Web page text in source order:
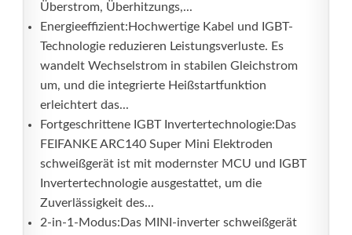
Überstrom, Überhitzungs,...
Energieeffizient:Hochwertige Kabel und IGBT-
Technologie reduzieren Leistungsverluste. Es
wandelt Wechselstrom in stabilen Gleichstrom
um, und die integrierte Heißstartfunktion
erleichtert das...
Fortgeschrittene IGBT Invertertechnologie:Das
FEIFANKE ARC140 Super Mini Elektroden
schweißgerät ist mit modernster MCU und IGBT
Invertertechnologie ausgestattet, um die
Zuverlässigkeit des...
2-in-1-Modus:Das MINI-inverter schweißgerät